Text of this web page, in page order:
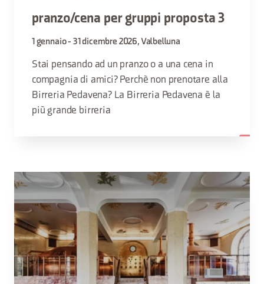
pranzo/cena per gruppi proposta 3
1 gennaio - 31 dicembre 2026, Valbelluna
Stai pensando ad un pranzo o a una cena in
compagnia di amici? Perchè non prenotare alla
Birreria Pedavena? La Birreria Pedavena è la
più grande birreria